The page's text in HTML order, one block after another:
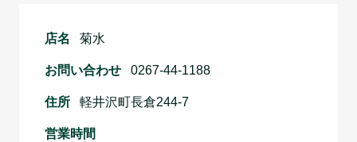
店名 菊水
お問い合わせ 0267-44-1188
住所 軽井沢町長倉244-7
営業時間